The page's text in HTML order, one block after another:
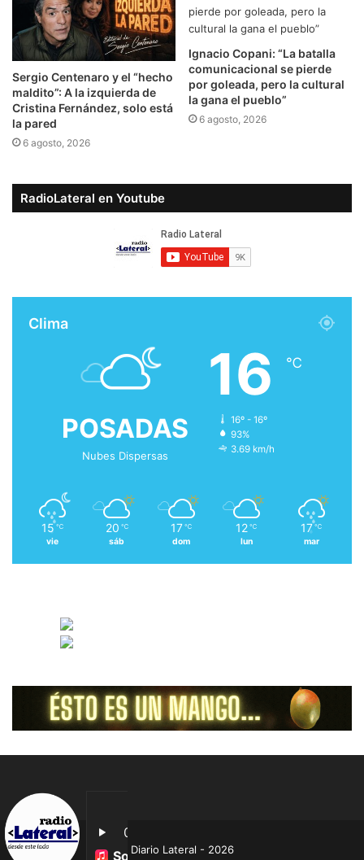
Sergio Centenaro y el “hecho
maldito”: A la izquierda de
Cristina Fernández, solo está
la pared
6 agosto, 2026
Ignacio Copani: “La batalla
comunicacional se pierde
por goleada, pero la cultural
la gana el pueblo”
6 agosto, 2026
RadioLateral en Youtube
Clima
POSADAS
Nubes Dispersas
16 ℃
16º - 16º
93%
3.69 km/h
15 ℃
vie
20 ℃
sáb
17 ℃
dom
12 ℃
lun
17 ℃
mar
Diario Lateral - 2026